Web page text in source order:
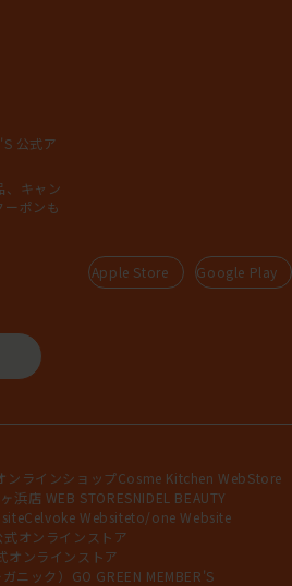
公式ア
、キャン
ーポンも
Apple Store Google Play
ンラインショップCosme Kitchen WebStore
浜店 WEB STORESNIDEL BEAUTY
Celvoke Websiteto/one Website
オンラインストア
ンラインストア
ニック） GO GREEN MEMBER'S